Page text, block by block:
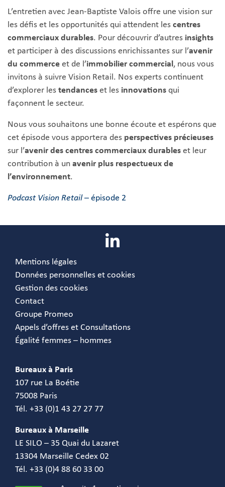
L’entretien avec Jean-Baptiste Valois offre une vision sur
les défis et les opportunités qui attendent les centres
commerciaux durables. Pour découvrir d’autres insights
et participer à des discussions enrichissantes sur l’avenir
du commerce et de l’immobilier commercial , nous vous
invitons à suivre Vision Retail. Nos experts continuent
d’explorer les tendances et les innovations qui
façonnent le secteur.
Nous vous souhaitons une bonne écoute et espérons que
cet épisode vous apportera des perspectives précieuses
sur l’avenir des centres commerciaux durables et leur
contribution à un avenir plus respectueux de
l’environnement.
Podcast Vision Retail– épisode 2
Mentions légales
Données personnelles et cookies
Gestion des cookies
Contact
Groupe Promeo
Appels d’offres et Consultations
Égalité femmes – hommes
Bureaux à Paris
107 rue La Boétie
75008 Paris
Tél. +33 (0)1 43 27 27 77
Bureaux à Marseille
LE SILO – 35 Quai du Lazaret
13304 Marseille Cedex 02
Tél. +33 (0)4 88 60 33 00